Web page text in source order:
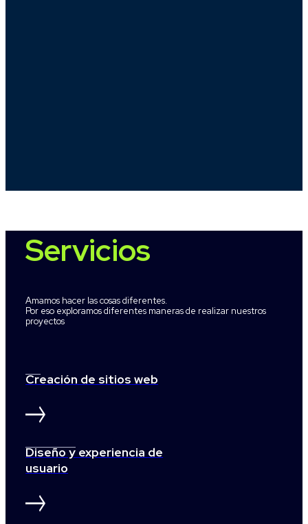
Servicios
Amamos hacer las cosas diferentes.
Por eso exploramos diferentes maneras de realizar nuestros
proyectos
Creación de sitios web
Diseño y experiencia de
usuario